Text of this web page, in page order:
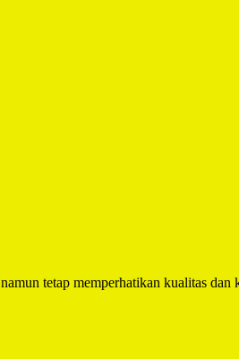
namun tetap memperhatikan kualitas dan